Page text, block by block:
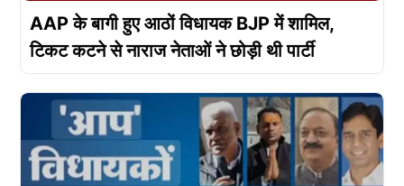
AAP के बागी हुए आठों विधायक BJP में शामिल,
टिकट कटने से नाराज नेताओं ने छोड़ी थी पार्टी